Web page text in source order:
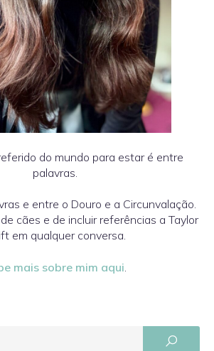
do mundo para estar é entre
palavras.
e entre o Douro e a Circunvalação.
cães e de incluir referências a Taylor
em qualquer conversa.
mais sobre mim aqui.